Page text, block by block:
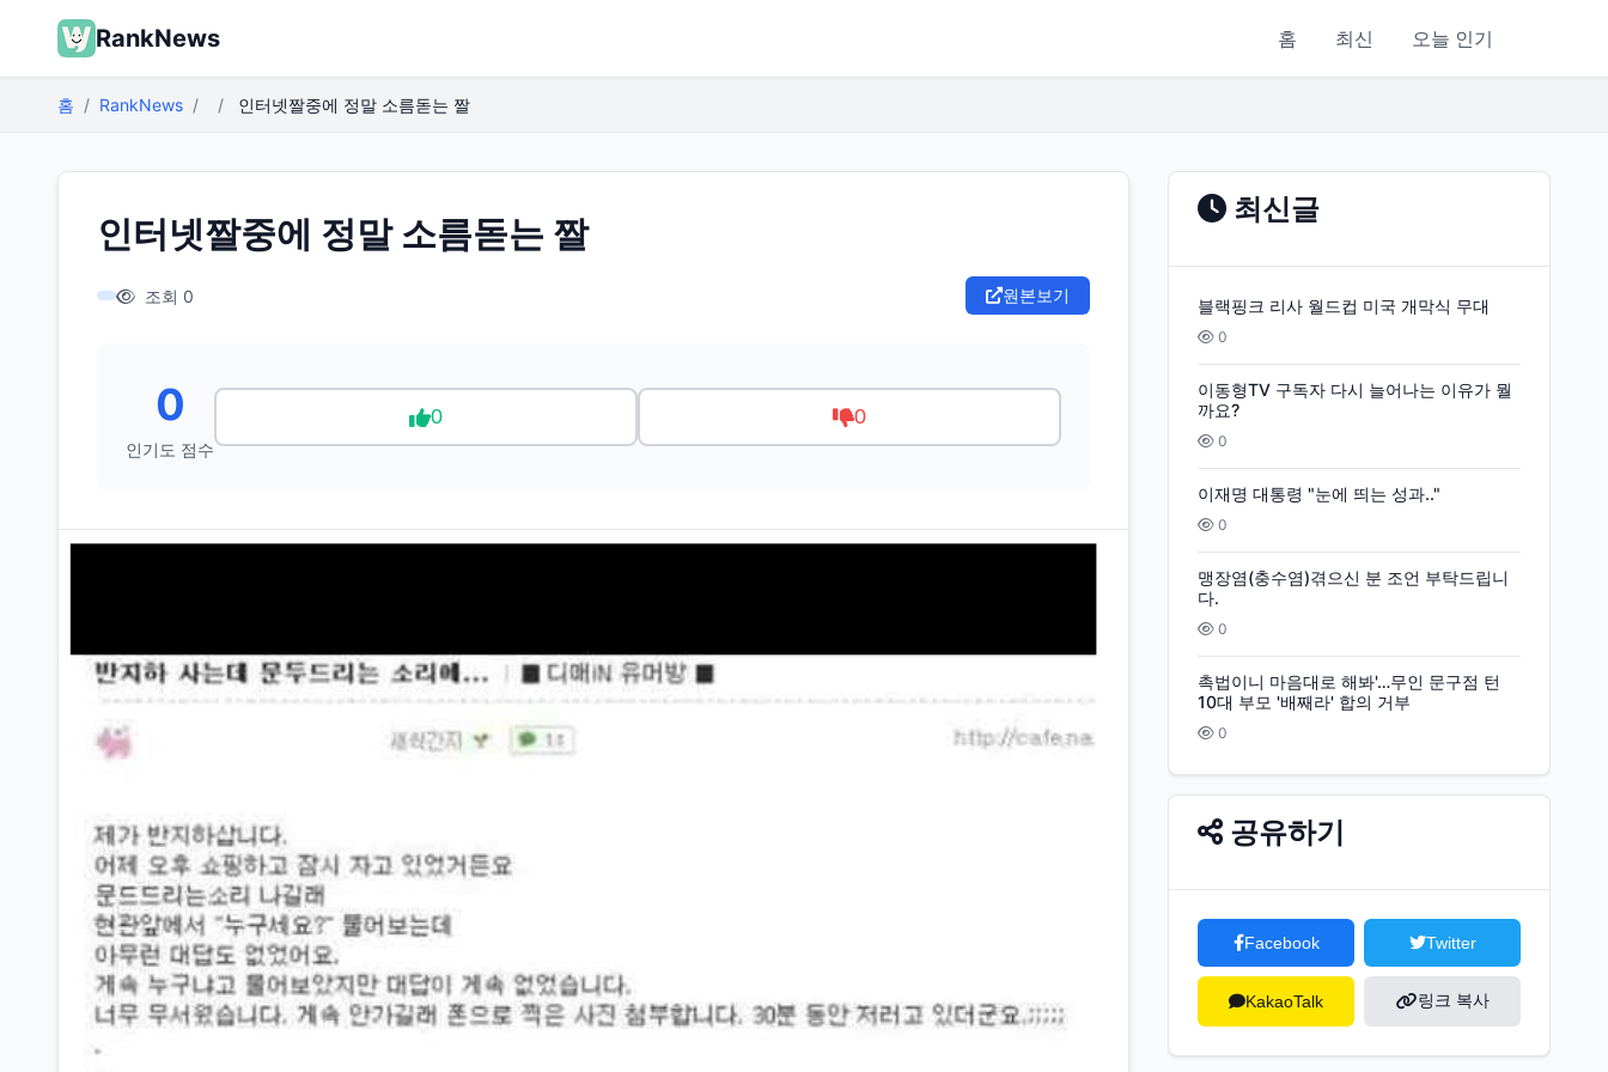
RankNews 홈 최신 오늘 인기
홈 RankNews 인터넷짤중에 정말 소름돋는 짤
인터넷짤중에 정말 소름돋는 짤
조회 0 원본보기
0
인기도 점수
0 0
최신글
블랙핑크 리사 월드컵 미국 개막식 무대
0
이동형TV 구독자 다시 늘어나는 이유가 뭘
까요?
0
이재명 대통령 "눈에 띄는 성과.."
0
맹장염(충수염)겪으신 분 조언 부탁드립니
다.
0
촉법이니 마음대로 해봐'…무인 문구점 턴
10대 부모 '배째라' 합의 거부
0
공유하기
Facebook Twitter
KakaoTalk 링크 복사